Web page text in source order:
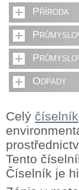
Příroda
Odpady
Celý číselník
Tento
Číselník je